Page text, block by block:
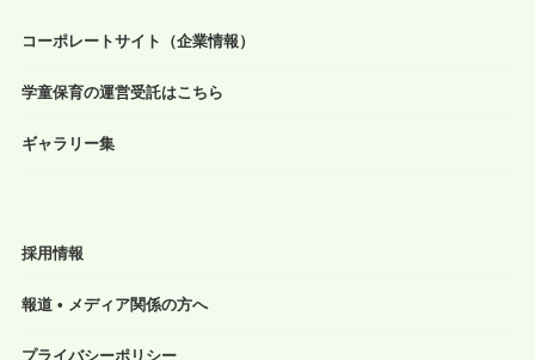
コーポレートサイト（企業情報）
学童保育の運営受託はこちら
ギャラリー集
採用情報
報道 • メディア関係の方へ
プライバシーポリシー